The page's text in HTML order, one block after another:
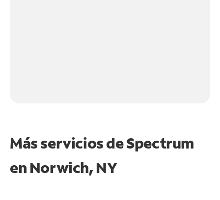
Más servicios de Spectrum
en Norwich, NY